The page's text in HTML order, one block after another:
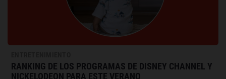
RANKING DE LOS PROGRAMAS DE DISNEY CHANNEL Y
NICKELODEON PARA ESTE VERANO